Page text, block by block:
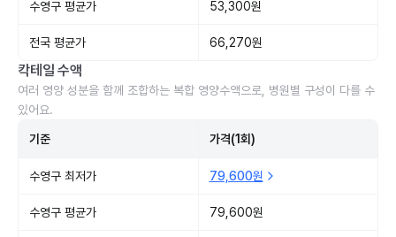
수영구 평균가 53,300원
전국 평균가 66,270원
칵테일 수액
여러 영양 성분을 함께 조합하는 복합 영양수액으로, 병원별 구성이 다를 수
있어요.
기준 가격(1회)
수영구 최저가 79,600원
수영구 평균가 79,600원